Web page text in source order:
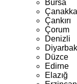
Bursa
Çankırı
Çorum
Denizli
Düzce
Edirne
Elazığ